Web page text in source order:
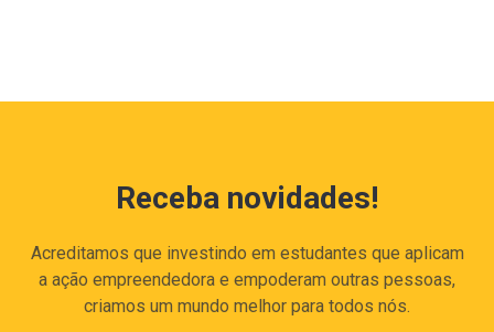
Receba novidades!
Acreditamos que investindo em estudantes que aplicam
a ação empreendedora e empoderam outras pessoas,
criamos um mundo melhor para todos nós.